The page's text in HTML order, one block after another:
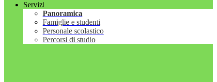
Servizi
Panoramica
Famiglie e studenti
Personale scolastico
Percorsi di studio